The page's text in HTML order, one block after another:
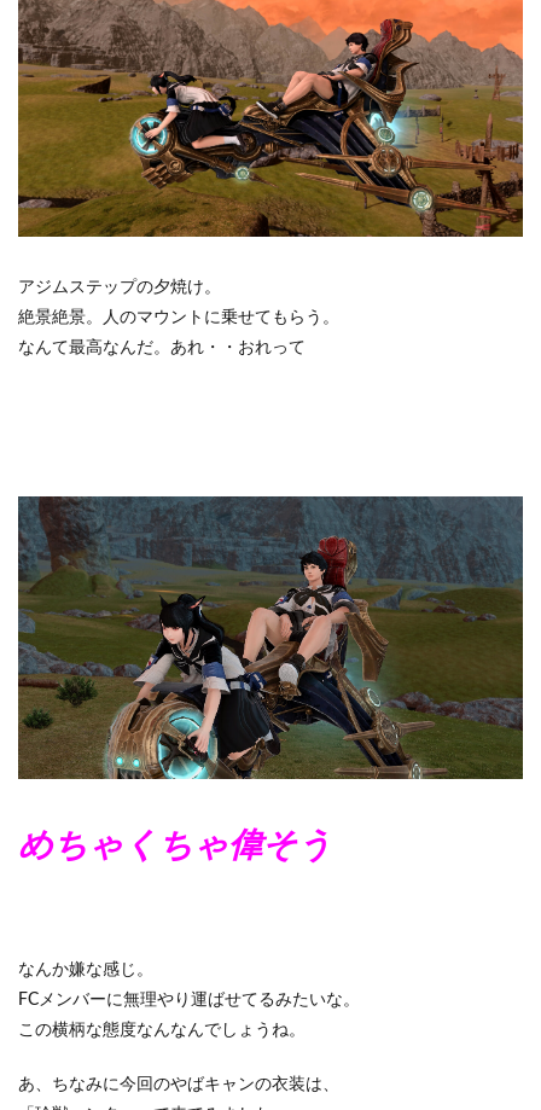
アジムステップの夕焼け。
絶景絶景。人のマウントに乗せてもらう。
なんて最高なんだ。あれ・・おれって
めちゃくちゃ偉そう
なんか嫌な感じ。
FCメンバーに無理やり運ばせてるみたいな。
この横柄な態度なんなんでしょうね。
あ、ちなみに今回のやばキャンの衣装は、